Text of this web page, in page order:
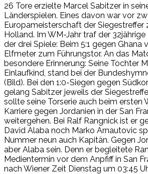
26 Tore erzielte Marcel Sabitzer in
Länderspielen. Eines davon war vor
Europameisterschaft der Siegestreffer
Holland. Im WM-Jahr traf der 32jährige
der drei Spiele: Beim 5:1 gegen Ghana
Elfmeter zum Führungstor. An das
besondere Erinnerung: Seine Tochter
Einlaufkind, stand bei der
(Bild). Bei den 1:0-Siegen gegen
gelang Sabitzer jeweils der
sollte seine Torserie auch beim ersten
Karriere gegen Jordanien in der San
weitergehen. Bei Ralf Rangnick ist er
David Alaba noch Marko Arnautovic
Nummer neun auch Kapitän. Gegen
aber Alaba sein. Denn er begleitete
Medientermin vor dem Anpfiff in San
nach Wiener Zeit Dienstag um 03:45